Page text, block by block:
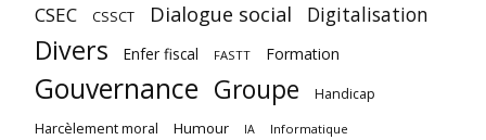
CSEC CSSCT Dialogue social Digitalisation
Divers Enfer fiscal FASTT Formation
Gouvernance Groupe Handicap
Harcèlement moral Humour IA Informatique